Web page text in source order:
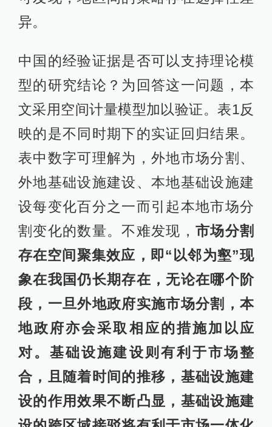
设每变化百分之一而引起本地市场分
割变化的数量。不难发现，
存在空间聚集效应，即“以邻为壑”现
象在我国仍长期存在，无论在哪个阶
段，一旦外地政府实施市场分割，本
地政府亦会采取相应的措施加以应
对。基础设施建设则有利于市场整
合，且随着时间的推移，基础设施建
设的作用效果不断凸显，基础设施建
设的跨区域接驳将有利于市场一体化
进程的推进。
表2报告了市场分割的非对称性比较分
析结果。市场分割反应系数1表示同属
某一区域内相邻的省市之间实施市场